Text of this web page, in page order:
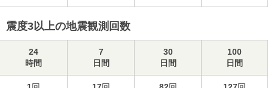
震度3以上の地震観測回数
24
時間
7
日間
30
日間
100
日間